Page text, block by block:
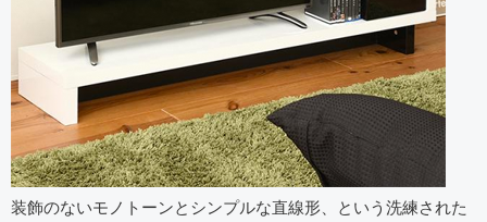
装飾のないモノトーンとシンプルな直線形、という洗練された